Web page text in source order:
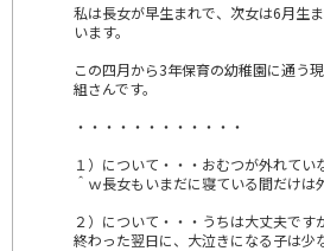
私は長女が早生まれで、次女は6月生
います。
この四月から3年保育の幼稚園に通う
組さんです。
・・・・・・・・・・・・
１）について・・・おむつが外れてい
＾ｗ長女もいまだに寝ている間だけは
２）について・・・うちは大丈夫で
終わった翌日に、大泣きになる子は少